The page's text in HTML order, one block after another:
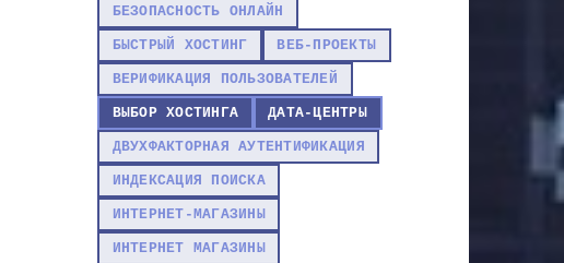
БЕЗОПАСНОСТЬ ОНЛАЙН
БЫСТРЫЙ ХОСТИНГ ВЕБ-ПРОЕКТЫ
ВЕРИФИКАЦИЯ ПОЛЬЗОВАТЕЛЕЙ
ВЫБОР ХОСТИНГА ДАТА-ЦЕНТРЫ
ДВУХФАКТОРНАЯ АУТЕНТИФИКАЦИЯ
ИНДЕКСАЦИЯ ПОИСКА
ИНТЕРНЕТ-МАГАЗИНЫ
ИНТЕРНЕТ МАГАЗИНЫ